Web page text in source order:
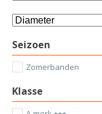
Seizoen
Zomerbanden
Klasse